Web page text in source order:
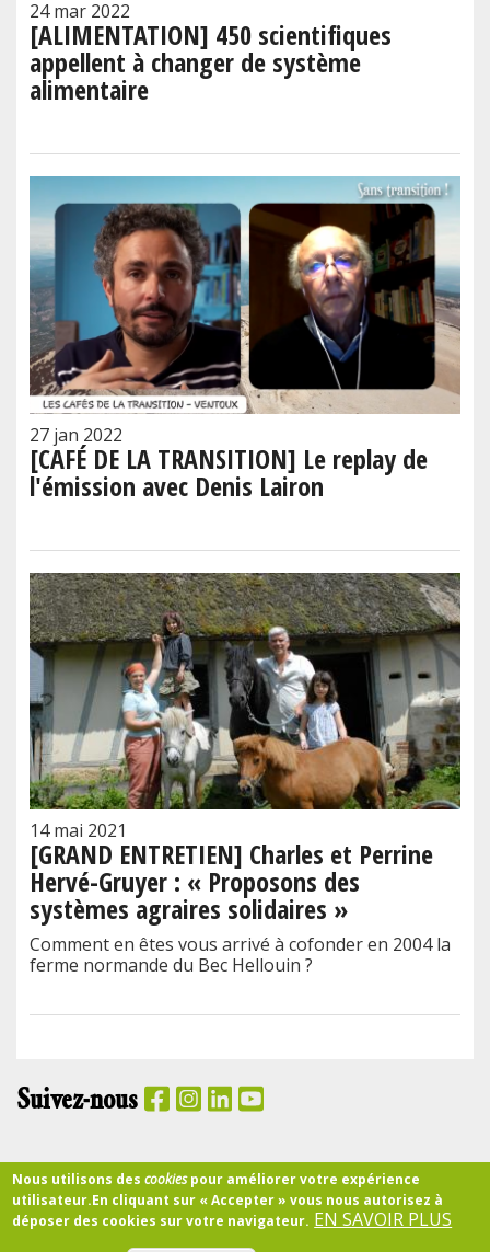
24 mar 2022
[ALIMENTATION] 450 scientifiques
appellent à changer de système
alimentaire
27 jan 2022
[CAFÉ DE LA TRANSITION] Le replay de
l'émission avec Denis Lairon
14 mai 2021
[GRAND ENTRETIEN] Charles et Perrine
Hervé-Gruyer : « Proposons des
systèmes agraires solidaires »
Comment en êtes vous arrivé à cofonder en 2004 la
ferme normande du Bec Hellouin ?
Suivez-nous
PANIER
Accueil CGU Confidentialité
Partenariats
Nous utilisons descookiespour améliorer votre expérience
utilisateur.En cliquant sur « Accepter » vous nous autorisez à
déposer des cookies sur votre navigateur. EN SAVOIR PLUS